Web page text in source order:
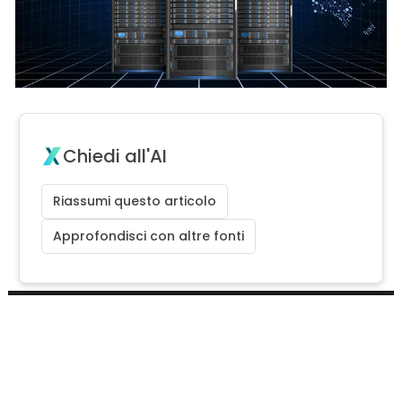
Chiedi all'AI
Riassumi questo articolo
Approfondisci con altre fonti